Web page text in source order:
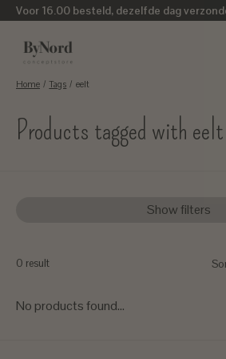
Voor 16.00 besteld, dezelfde dag
Home / Tags / eelt
Products tagged with eelt
Show filters
0 result
No products found...